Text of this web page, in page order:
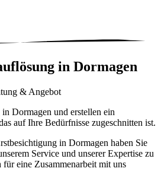
in Dormagen
& Angebot
Dormagen und erstellen ein
auf Ihre Bedürfnisse zugeschnitten ist.
in Dormagen haben Sie
Service und unserer Expertise zu
für eine Zusammenarbeit mit uns